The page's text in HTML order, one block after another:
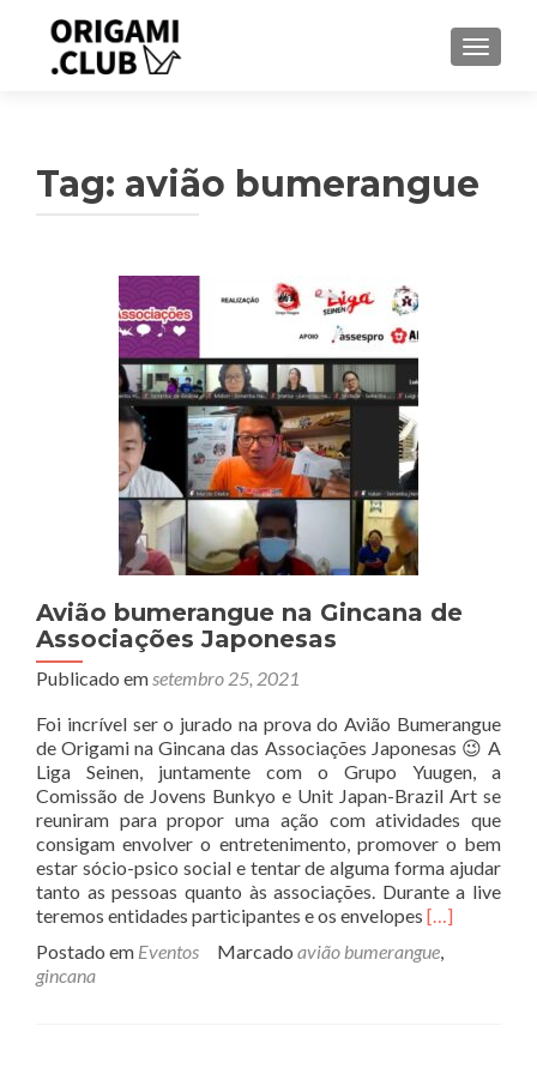
Tag: avião bumerangue
Avião bumerangue na Gincana de
Associações Japonesas
Publicado emsetembro 25, 2021
Foi incrível ser o jurado na prova do Avião Bumerangue
de Origami na Gincana das Associações Japonesas 😉 A
Liga Seinen, juntamente com o Grupo Yuugen, a
Comissão de Jovens Bunkyo e Unit Japan-Brazil Art se
reuniram para propor uma ação com atividades que
consigam envolver o entretenimento, promover o bem
estar sócio-psico social e tentar de alguma forma ajudar
tanto as pessoas quanto às associações. Durante a live
teremos entidades participantes e os envelopes Read
about
[…]
Postado em Eventos Marcado avião bumerangue,
gincana